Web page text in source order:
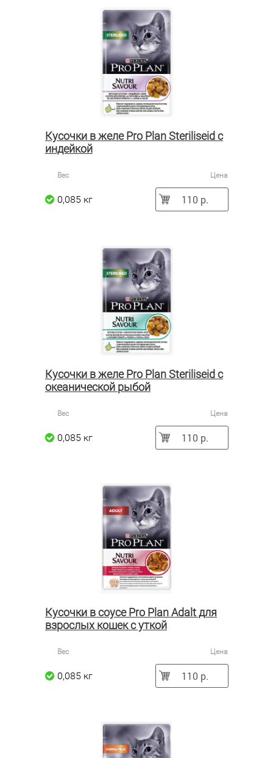
Кусочки в желе Pro Plan Steriliseid с
индейкой
Вес Цена
0,085 кг 110 р.
Кусочки в желе Pro Plan Steriliseid с
океанической рыбой
Вес Цена
0,085 кг 110 р.
Кусочки в соусе Pro Plan Adalt для
взрослых кошек с уткой
Вес Цена
0,085 кг 110 р.